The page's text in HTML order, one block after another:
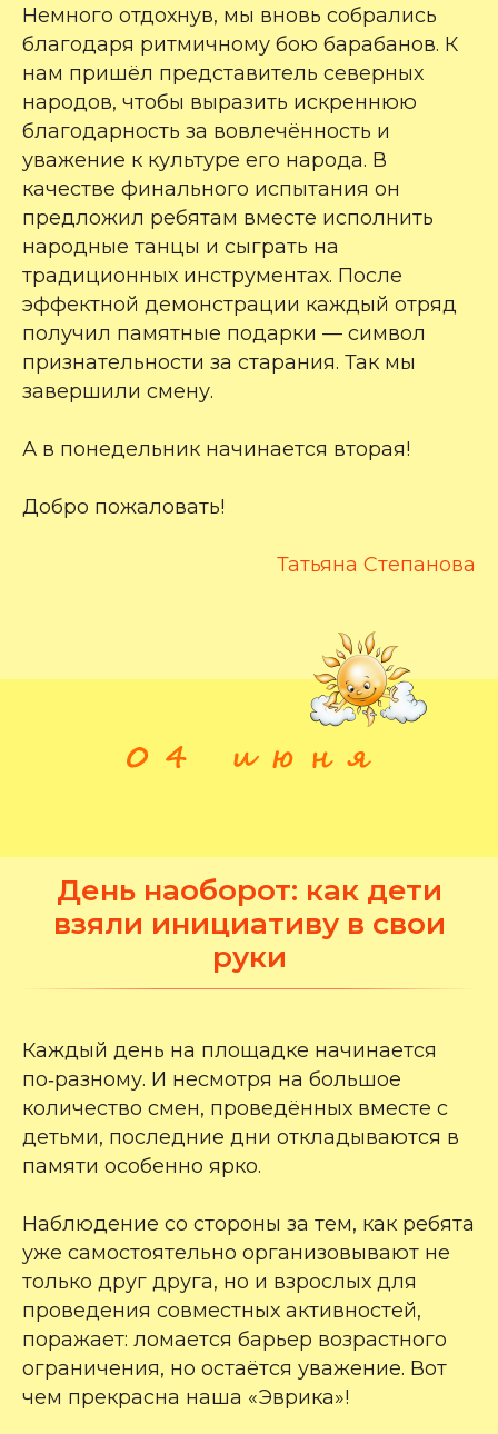
Немного отдохнув, мы вновь собрались
благодаря ритмичному бою барабанов. К
нам пришёл представитель северных
народов, чтобы выразить искреннюю
благодарность за вовлечённость и
уважение к культуре его народа. В
качестве финального испытания он
предложил ребятам вместе исполнить
народные танцы и сыграть на
традиционных инструментах. После
эффектной демонстрации каждый отряд
получил памятные подарки — символ
признательности за старания. Так мы
завершили смену.
А в понедельник начинается вторая!
Добро пожаловать!
Татьяна Степанова
День наоборот: как дети
взяли инициативу в свои
руки
Каждый день на площадке начинается
по‑разному. И несмотря на большое
количество смен, проведённых вместе с
детьми, последние дни откладываются в
памяти особенно ярко.
Наблюдение со стороны за тем, как ребята
уже самостоятельно организовывают не
только друг друга, но и взрослых для
проведения совместных активностей,
поражает: ломается барьер возрастного
ограничения, но остаётся уважение. Вот
чем прекрасна наша «Эврика»!